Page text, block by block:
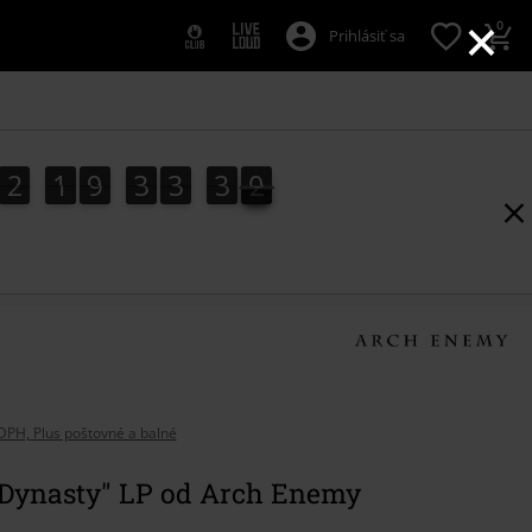
×
Prihlásiť sa 0
2
2 1
1 9
9 3
3 3
3 3
3 0
2
0
Plus poštovné a balné
LP od Arch Enemy